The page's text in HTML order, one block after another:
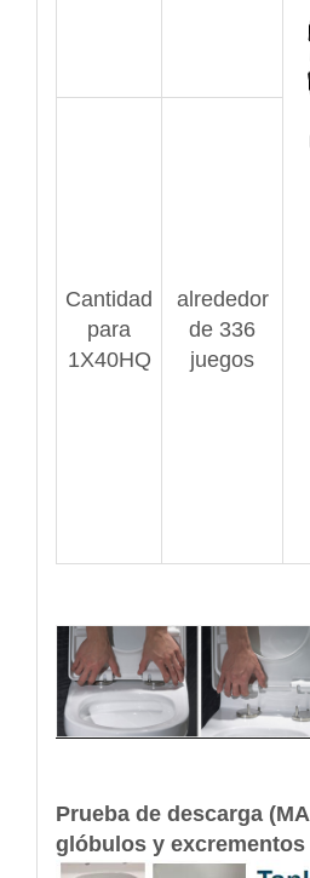
Cantidad
para
1X40HQ
alrededor
de 336
juegos
Prueba de descarga
glóbulos y